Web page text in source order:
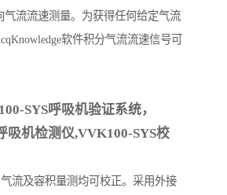
气流流速测量。为获得任何给定气流
软件积分气流流速信号可
SYS呼吸机验证系统，
吸机检测仪,VVK100-SYS校
流及容积量测均可校正。采用外接